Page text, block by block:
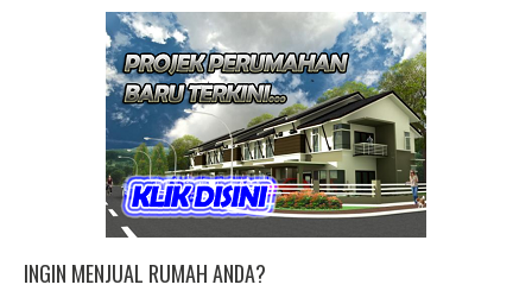
INGIN MENJUAL RUMAH ANDA?